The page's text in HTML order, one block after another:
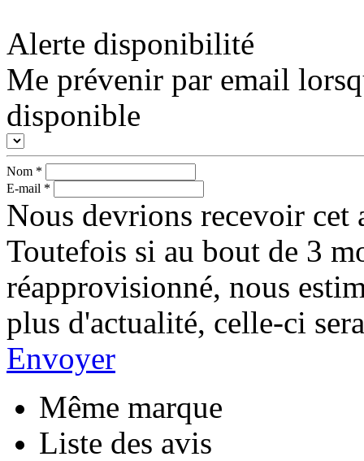
Alerte disponibilité
Me prévenir par email
disponible
Nom *
E-mail *
Nous devrions recevoir cet
Toutefois si au bout de 3
réapprovisionné, nous
plus d'actualité, celle-ci
Envoyer
Même marque
Liste des avis